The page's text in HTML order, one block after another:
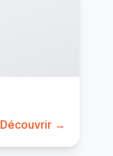
Découvrir →